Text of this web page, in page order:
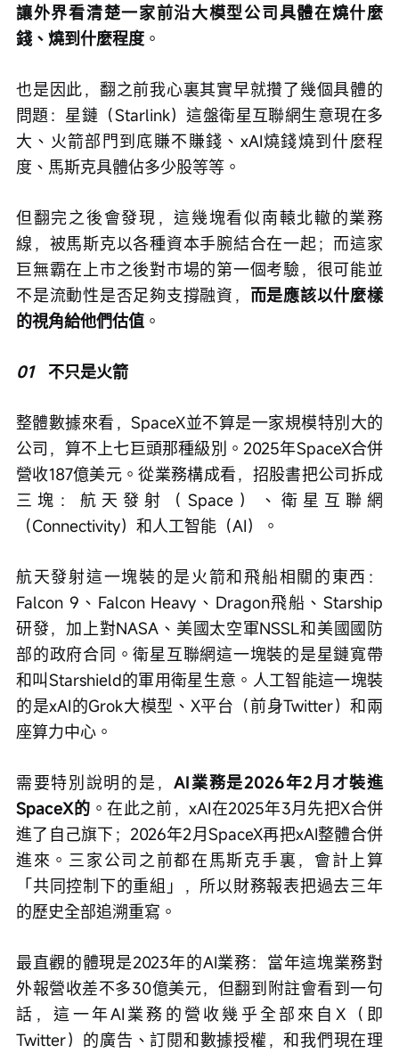
讓外界看清楚一家前沿大模型公司具體在燒什麼
錢、燒到什麼程度 。
也是因此，翻之前我心裏其實早就攢了幾個具體的
問題：星鏈（Starlink）這盤衛星互聯網生意現在多
大、火箭部門到底賺不賺錢、xAI燒錢燒到什麼程
度、馬斯克具體佔多少股等等。
但翻完之後會發現，這幾塊看似南轅北轍的業務
線，被馬斯克以各種資本手腕結合在一起；而這家
巨無霸在上市之後對市場的第一個考驗，很可能並
不是流動性是否足夠支撐融資， 而是應該以什麼樣
的視角給他們估值 。
01 不只是火箭
整體數據來看，SpaceX並不算是一家規模特別大的
公司，算不上七巨頭那種級別。2025年SpaceX合併
營收187億美元。從業務構成看，招股書把公司拆成
三塊：航天發射（Space）、衛星互聯網
（Connectivity）和人工智能（AI）。
航天發射這一塊裝的是火箭和飛船相關的東西：
Falcon 9、Falcon Heavy、Dragon飛船、Starship
研發，加上對NASA、美國太空軍NSSL和美國國防
部的政府合同。衛星互聯網這一塊裝的是星鏈寬帶
和叫Starshield的軍用衛星生意。人工智能這一塊裝
的是xAI的Grok大模型、X平台（前身Twitter）和兩
座算力中心。
需要特別說明的是，AI業務是2026年2月才裝進
SpaceX的 。在此之前，xAI在2025年3月先把X合併
進了自己旗下；2026年2月SpaceX再把xAI整體合併
進來。三家公司之前都在馬斯克手裏，會計上算
「共同控制下的重組」，所以財務報表把過去三年
的歷史全部追溯重寫。
最直觀的體現是2023年的AI業務：當年這塊業務對
外報營收差不多30億美元，但翻到附註會看到一句
話，這一年AI業務的營收幾乎全部來自X（即
Twitter）的廣告、訂閱和數據授權，和我們現在理